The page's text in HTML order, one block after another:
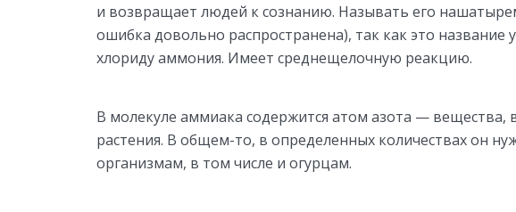
и возвращает людей к сознанию. Называть его
ошибка довольно распространена), так как это название
хлориду аммония. Имеет среднещелочную реакцию.
В молекуле аммиака содержится атом азота — вещества,
растения. В общем-то, в определенных количествах он
организмам, в том числе и огурцам.